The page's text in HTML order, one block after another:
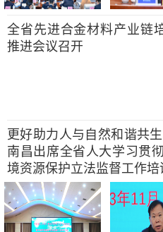
全省先进合金材料产业链
推进会议召开
更好助力人与自然和谐共
南昌出席全省人大学习贯
境资源保护立法监督工作